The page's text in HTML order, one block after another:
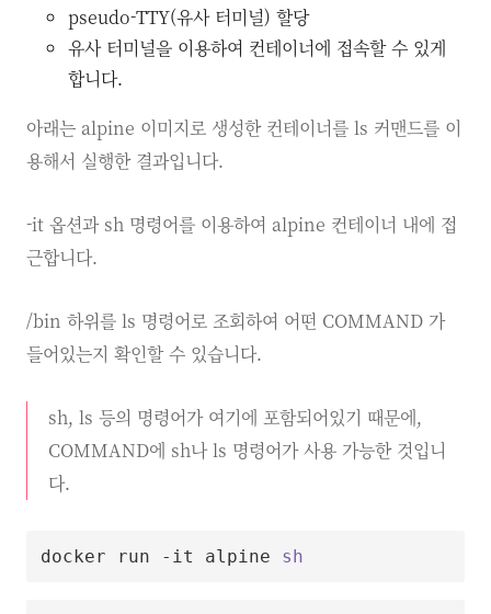
pseudo-TTY(유사 터미널) 할당
유사 터미널을 이용하여 컨테이너에 접속할 수 있게
합니다.
아래는 alpine 이미지로 생성한 컨테이너를 ls 커맨드를 이
용해서 실행한 결과입니다.
-it 옵션과 sh 명령어를 이용하여 alpine 컨테이너 내에 접
근합니다.
/bin 하위를 ls 명령어로 조회하여 어떤 COMMAND 가
들어있는지 확인할 수 있습니다.
sh, ls 등의 명령어가 여기에 포함되어있기 때문에,
COMMAND에 sh나 ls 명령어가 사용 가능한 것입니
다.
docker run -it alpine sh